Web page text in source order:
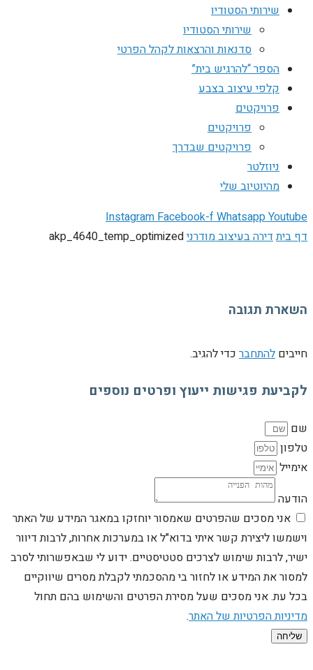
שירותי הסטודיו
שירותי הסטודיו
סדנאות והרצאות לקהל הפרטי
הספר “להרגיש בית”
קלפי עיצוב בצבע
פרויקטים
פרויקטים
פרויקטים שבדרך
ניוזלטר
מהיוטיוב שלי
InstagramFacebook-fWhatsappYoutube
דף ביתדירה בעיצוב מודרניakp_4640_temp_optimized
השארת תגובה
חייבים להתחבר כדי להגיב.
לקביעת פגישות ייעוץ ופרטים נוספים
שם
טלפון
אימייל
הודעה
אני מסכים שהפרטים שאמסור יוחזקו במאגר המידע של האתר
וישמשו ליצירת קשר איתי בדוא"ל או במערכות אחרות, לרבות דיוור
ישיר, לרבות שימוש לצרכים סטטיסטיים. ידוע לי שבאפשרותי לסרב
למסור את המידע או לחזור בי מהסכמתי לקבלת מסרים שיווקיים
בכל עת. אני מסכים שעל מסירת הפרטים והשימוש בהם תחול
מדיניות הפרטיות של האתר.
שליחה